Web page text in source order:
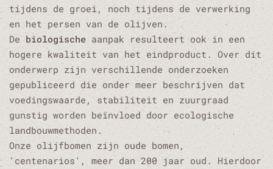
tijdens de groei, noch tijdens de verwerking
en het persen van de olijven.
De biologische aanpak resulteert ook in een
hogere kwaliteit van het eindproduct. Over dit
onderwerp zijn verschillende onderzoeken
gepubliceerd die onder meer beschrijven dat
voedingswaarde, stabiliteit en zuurgraad
gunstig worden beïnvloed door ecologische
landbouwmethoden.
Onze olijfbomen zijn oude bomen,
'centenarios', meer dan 200 jaar oud. Hierdoor